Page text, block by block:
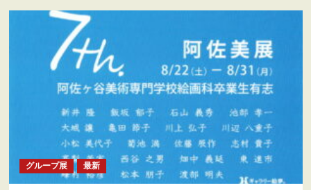
グループ展 最新